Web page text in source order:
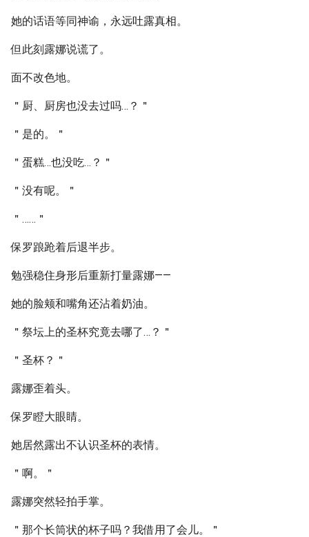
她的话语等同神谕，永远吐露真相。
但此刻露娜说谎了。
面不改色地。
＂厨、厨房也没去过吗…？＂
＂是的。＂
＂蛋糕…也没吃…？＂
＂没有呢。＂
＂……＂
保罗踉跄着后退半步。
勉强稳住身形后重新打量露娜——
她的脸颊和嘴角还沾着奶油。
＂祭坛上的圣杯究竟去哪了…？＂
＂圣杯？＂
露娜歪着头。
保罗瞪大眼睛。
她居然露出不认识圣杯的表情。
＂啊。＂
露娜突然轻拍手掌。
＂那个长筒状的杯子吗？我借用了会儿。＂